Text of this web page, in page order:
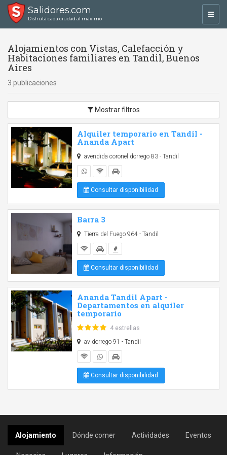
Salidores.com
Disfrutá cada ciudad al máximo
Alojamientos con Vistas, Calefacción y
Habitaciones familiares en Tandil, Buenos
Aires
3 publicaciones
Mostrar filtros
Alquiler temporario en Tandil -
Ananda Apart
avendida coronel dorrego 83 - Tandil
Consultar disponibilidad
Barra 3
Tierra del Fuego 964 - Tandil
Consultar disponibilidad
Ananda Tandil Apart -
Departamentos en alquiler
temporario
4 estrellas
av dorrego 91 - Tandil
Consultar disponibilidad
Alojamiento Dónde comer Actividades Eventos